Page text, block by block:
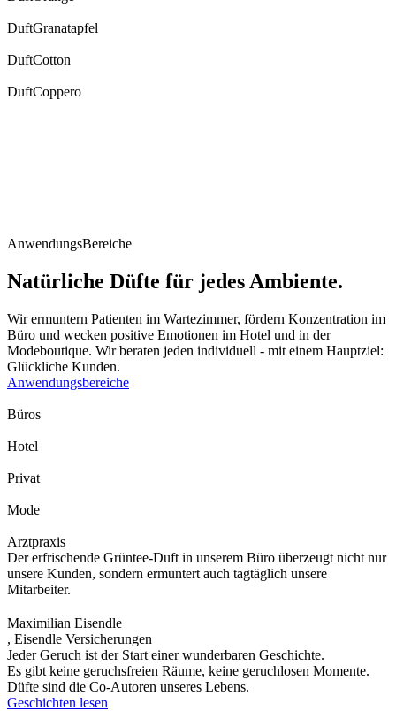
DuftGranatapfel
DuftCotton
DuftCoppero
AnwendungsBereiche
Natürliche Düfte für jedes Ambiente.
Wir ermuntern Patienten im Wartezimmer, fördern Konzentration im
Büro und wecken positive Emotionen im Hotel und in der
Modeboutique. Wir beraten jeden individuell - mit einem Hauptziel:
Glückliche Kunden.
Anwendungsbereiche
Büros
Hotel
Privat
Mode
Arztpraxis
Der erfrischende Grüntee-Duft in unserem Büro überzeugt nicht nur
unsere Kunden, sondern ermuntert auch tagtäglich unsere
Mitarbeiter.
Maximilian Eisendle
, Eisendle Versicherungen
Jeder Geruch ist der Start einer wunderbaren Geschichte.
Es gibt keine geruchsfreien Räume, keine geruchlosen Momente.
Düfte sind die Co-Autoren unseres Lebens.
Geschichten lesen